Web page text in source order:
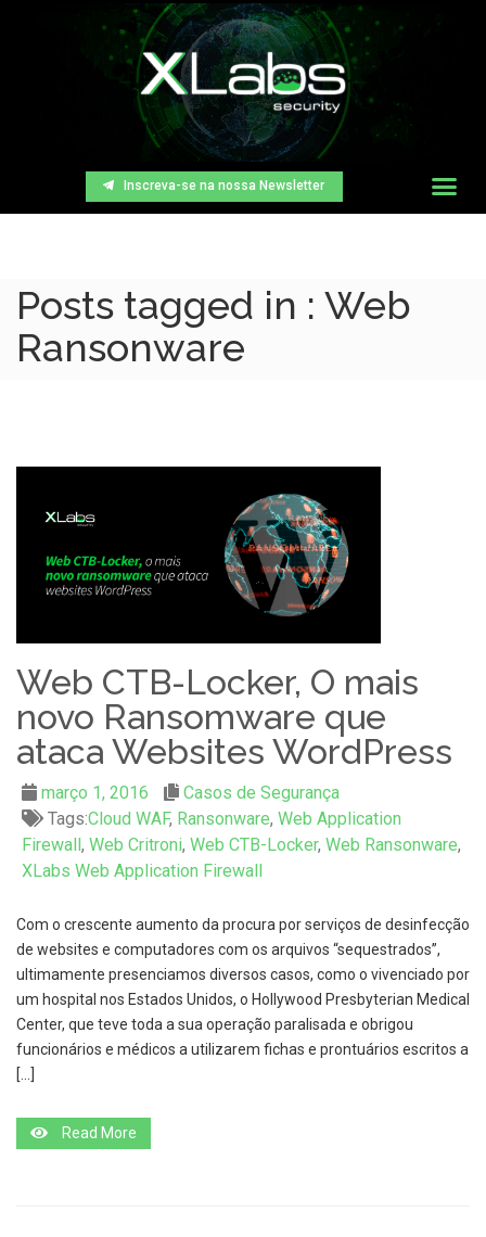
Inscreva-se na nossa Newsletter
Posts tagged in : Web
Ransonware
Web CTB-Locker, O mais
novo Ransomware que
ataca Websites WordPress
março 1, 2016
Casos de Segurança
Tags:Cloud WAF, Ransonware, Web Application
Firewall , Web Critroni, Web CTB-Locker, Web Ransonware,
XLabs Web Application Firewall
Com o crescente aumento da procura por serviços de desinfecção
de websites e computadores com os arquivos “sequestrados”,
ultimamente presenciamos diversos casos, como o vivenciado por
um hospital nos Estados Unidos, o Hollywood Presbyterian Medical
Center, que teve toda a sua operação paralisada e obrigou
funcionários e médicos a utilizarem fichas e prontuários escritos a
[…]
Read More